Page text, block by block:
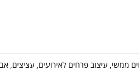
ממשי, עיצוב פרחים לאירועים, עציצים,